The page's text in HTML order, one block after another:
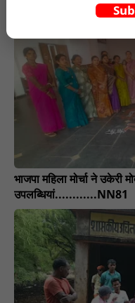
बड़ी राहत............NN81
भाजपा महिला मोर्चा ने उकेरी
उपलब्धियां............NN81